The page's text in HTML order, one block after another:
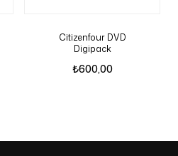
Citizenfour DVD
Digipack
₺600,00